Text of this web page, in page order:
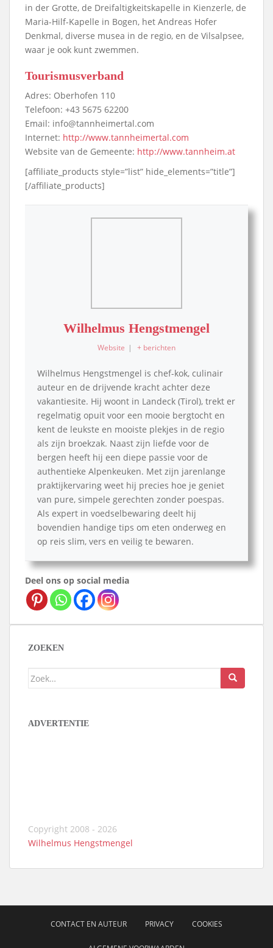
in der Grotte, de Dreifaltigkeitskapelle in Kienzerle, de
Maria-Hilf-Kapelle in Bogen, het Andreas Hofer
Denkmal, diverse musea in de regio, en de Vilsalpsee,
waar je ook kunt zwemmen.
Tourismusverband
Adres: Oberhofen 110
Telefoon: +43 5675 62200
Email: info@tannheimertal.com
Internet: http://www.tannheimertal.com
Website van de Gemeente: http://www.tannheim.at
[affiliate_products style=”list” hide_elements=”title”]
[/affiliate_products]
Wilhelmus Hengstmengel
Website | + berichten
Wilhelmus Hengstmengel is chef-kok, culinair
auteur en de drijvende kracht achter deze
vakantiesite. Hij woont in Landeck (Tirol), trekt er
regelmatig opuit voor een mooie bergtocht en
kent de leukste en mooiste plekjes in de regio
als zijn broekzak. Naast zijn liefde voor de
bergen heeft hij een diepe passie voor de
authentieke Alpenkeuken. Met zijn jarenlange
praktijkervaring weet hij precies hoe je geniet
van pure, simpele gerechten zonder poespas.
Als expert in voedselbewaring deelt hij
bovendien handige tips om eten onderweg en
op reis slim, vers en veilig te bewaren.
Deel ons op social media
ZOEKEN
Zoek
ADVERTENTIE
Copyright 2008 - 2026
Wilhelmus Hengstmengel
CONTACT EN AUTEUR PRIVACY COOKIES